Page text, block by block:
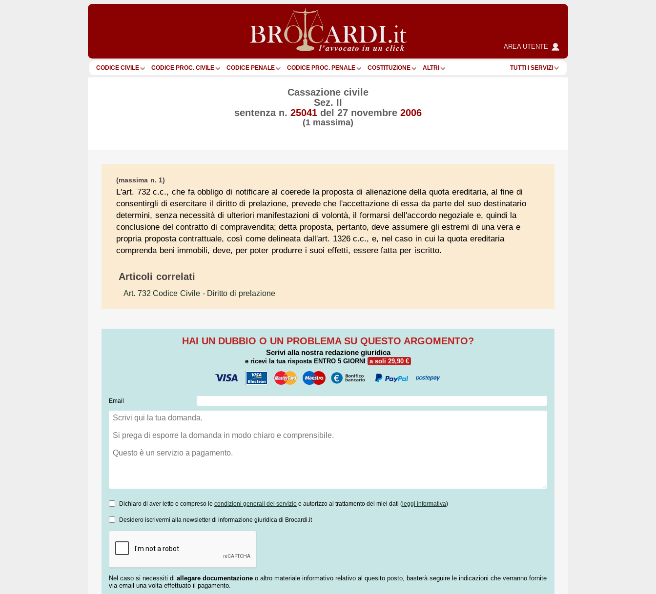
AREA UTENTE
CODICE CIVILE CODICE PROC. CIVILE CODICE PENALE CODICE PROC. PENALE COSTITUZIONE ALTRI TUTTI I SERVIZI
Cassazione civile
Sez. II
sentenza n. 25041 del 27 novembre 2006
(1 massima)
(massima n. 1)
L'art. 732 c.c., che fa obbligo di notificare al coerede la proposta di alienazione della quota ereditaria, al fine di
consentirgli di esercitare il diritto di prelazione, prevede che l'accettazione di essa da parte del suo destinatario
determini, senza necessità di ulteriori manifestazioni di volontà, il formarsi dell'accordo negoziale e, quindi la
conclusione del contratto di compravendita; detta proposta, pertanto, deve assumere gli estremi di una vera e
propria proposta contrattuale, così come delineata dall'art. 1326 c.c., e, nel caso in cui la quota ereditaria
comprenda beni immobili, deve, per poter produrre i suoi effetti, essere fatta per iscritto.
Articoli correlati
Art. 732 Codice Civile - Diritto di prelazione
HAI UN DUBBIO O UN PROBLEMA SU QUESTO ARGOMENTO?
Scrivi alla nostra redazione giuridica
e ricevi la tua risposta ENTRO 5 GIORNI a soli 29,90 €
Email
Dichiaro di aver letto e compreso le condizioni generali del servizio e autorizzo al trattamento dei miei dati ( leggi informativa)
Desidero iscrivermi alla newsletter di informazione giuridica di Brocardi.it
Nel caso si necessiti di allegare documentazione o altro materiale informativo relativo al quesito posto, basterà seguire le indicazioni che verranno fornite
via email una volta effettuato il pagamento.